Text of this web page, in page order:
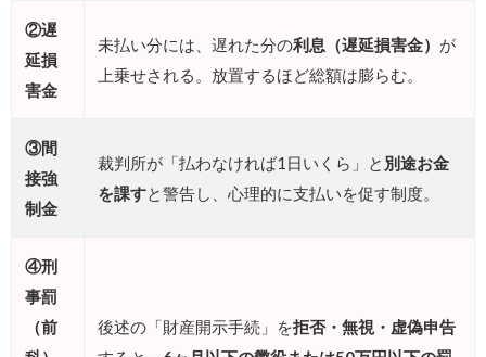
②遅
延損
害金
未払い分には、遅れた分の利息（遅延損害金） が
上乗せされる。放置するほど総額は膨らむ。
③間
接強
制金
裁判所が「払わなければ1日いくら」と 別途お金
を課すと警告し、心理的に支払いを促す制度。
④刑
事罰
（前
後述の「財産開示手続」を拒否・無視・虚偽申告